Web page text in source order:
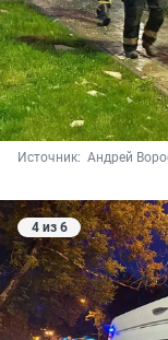
Источник: Андрей
4 из 6